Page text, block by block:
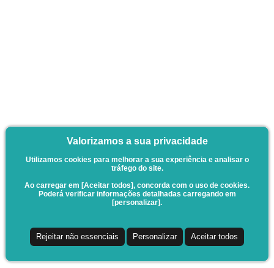
Valorizamos a sua privacidade
Utilizamos cookies para melhorar a sua experiência e analisar o
tráfego do site.
Ao carregar em [Aceitar todos], concorda com o uso de cookies.
Poderá verificar informações detalhadas carregando em
[personalizar].
Rejeitar não essenciais Personalizar Aceitar todos